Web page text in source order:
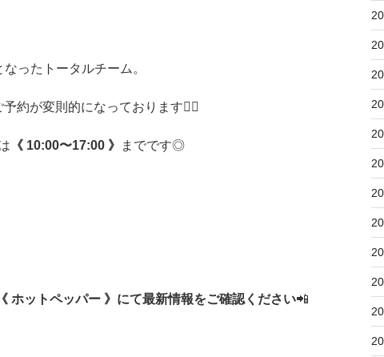
ったトータルチーム。
予約が変則的になっております🙇‍♂️
《 10:00〜17:00 》 までです◎
ホットペッパー 》にて最新情報をご確認ください📲